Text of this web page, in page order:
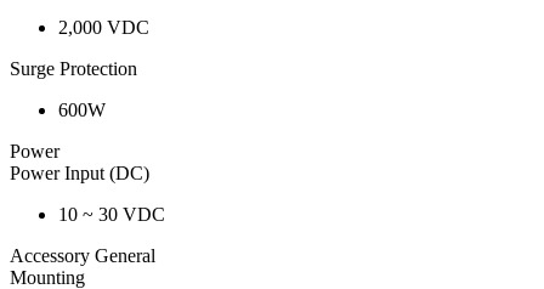
2,000 VDC
Surge Protection
600W
Power
Power Input (DC)
10 ~ 30 VDC
Accessory General
Mounting